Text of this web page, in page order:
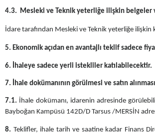
4.3. Mesleki ve Teknik yeterliğe ilişkin belgeler
İdare tarafından Mesleki ve Teknik yeterliğe
5. Ekonomik açıdan en avantajlı teklif sadece
6. İhaleye sadece yerli istekliler katılabilecektir.
7. İhale dokümanının görülmesi ve satın
7.1. İhale dokümanı, idarenin adresinde
Bayboğan Kampüsü 142D/D Tarsus /MERSİN
8. Teklifler, ihale tarih ve saatine kadar Finans